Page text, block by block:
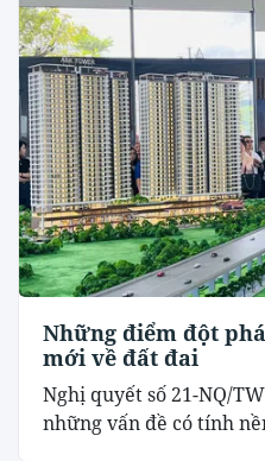
Những điểm đột
mới về đất đai
Nghị quyết số 21-NQ/
những vấn đề có tính